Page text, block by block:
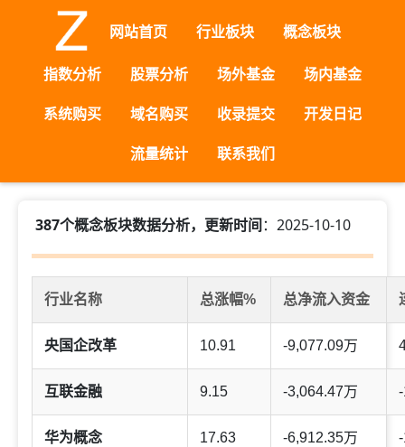
网站首页 行业板块 概念板块
指数分析 股票分析 场外基金
场内基金
系统购买
域名购买 收录提交
开发日记
流量统计
联系我们
387个概念板块数据分析，更新时间：2025-10-10
行业名称 总涨幅% 总净流入资金
央国企改革 10.91 -9,077.09万
互联金融 9.15 -3,064.47万
华为概念 17.63 -6,912.35万